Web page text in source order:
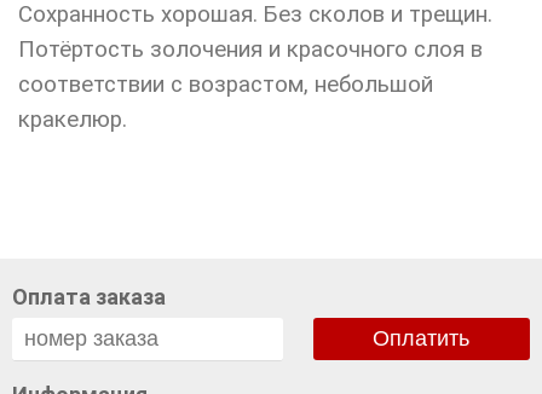
Сохранность хорошая. Без сколов и трещин.
Потёртость золочения и красочного слоя в
соответствии с возрастом, небольшой
кракелюр.
Оплата заказа
Оплатить